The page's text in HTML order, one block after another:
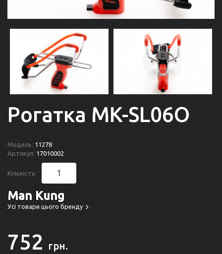
Рогатка MK-SL06O
Модель: 11278
Артикул: 17010002
Кількість:
Man Kung
Усі товари цього бренду
752 грн.